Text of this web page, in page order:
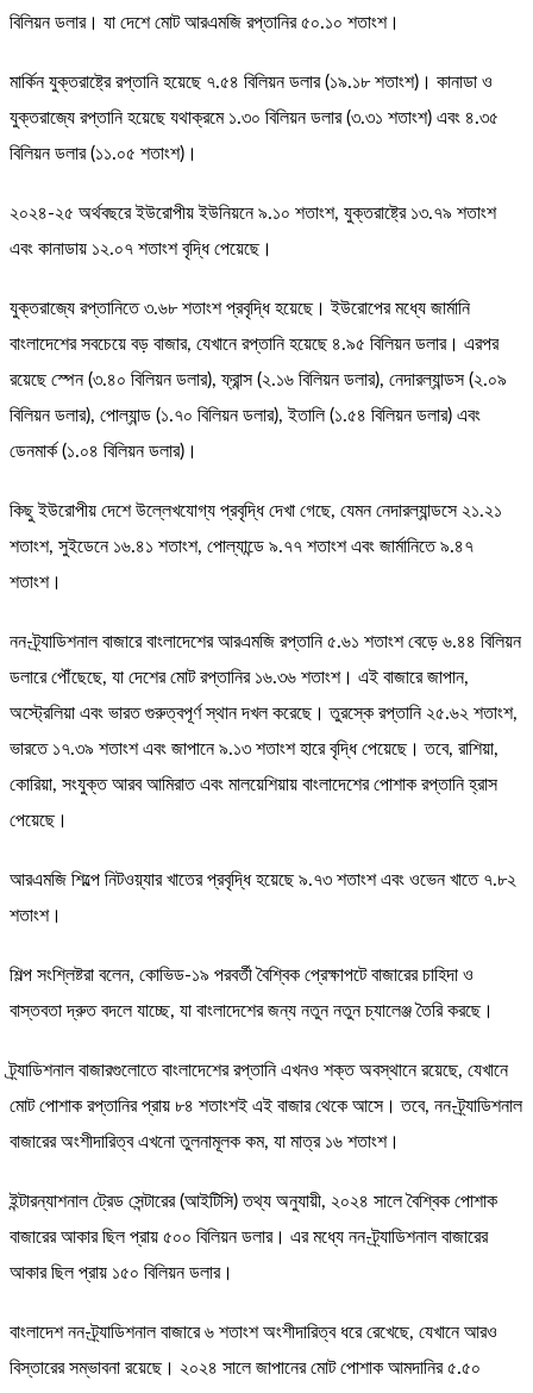
বিলিয়ন ডলার। যা দেশে মোট আরএমজি রপ্তানির ৫০.১০ শতাংশ।
মার্কিন যুক্তরাষ্ট্রে রপ্তানি হয়েছে ৭.৫৪ বিলিয়ন ডলার (১৯.১৮ শতাংশ)। কানাডা ও
যুক্তরাজ্যে রপ্তানি হয়েছে যথাক্রমে ১.৩০ বিলিয়ন ডলার (৩.৩১ শতাংশ) এবং ৪.৩৫
বিলিয়ন ডলার (১১.০৫ শতাংশ)।
২০২৪-২৫ অর্থবছরে ইউরোপীয় ইউনিয়নে ৯.১০ শতাংশ, যুক্তরাষ্ট্রে ১৩.৭৯ শতাংশ
এবং কানাডায় ১২.০৭ শতাংশ বৃদ্ধি পেয়েছে।
যুক্তরাজ্যে রপ্তানিতে ৩.৬৮ শতাংশ প্রবৃদ্ধি হয়েছে। ইউরোপের মধ্যে জার্মানি
বাংলাদেশের সবচেয়ে বড় বাজার, যেখানে রপ্তানি হয়েছে ৪.৯৫ বিলিয়ন ডলার। এরপর
রয়েছে স্পেন (৩.৪০ বিলিয়ন ডলার), ফ্রান্স (২.১৬ বিলিয়ন ডলার), নেদারল্যান্ডস (২.০৯
বিলিয়ন ডলার), পোল্যান্ড (১.৭০ বিলিয়ন ডলার), ইতালি (১.৫৪ বিলিয়ন ডলার) এবং
ডেনমার্ক (১.০৪ বিলিয়ন ডলার)।
কিছু ইউরোপীয় দেশে উল্লেখযোগ্য প্রবৃদ্ধি দেখা গেছে, যেমন নেদারল্যান্ডসে ২১.২১
শতাংশ, সুইডেনে ১৬.৪১ শতাংশ, পোল্যান্ডে ৯.৭৭ শতাংশ এবং জার্মানিতে ৯.৪৭
শতাংশ।
নন-ট্র্যাডিশনাল বাজারে বাংলাদেশের আরএমজি রপ্তানি ৫.৬১ শতাংশ বেড়ে ৬.৪৪ বিলিয়ন
ডলারে পৌঁছেছে, যা দেশের মোট রপ্তানির ১৬.৩৬ শতাংশ। এই বাজারে জাপান,
অস্ট্রেলিয়া এবং ভারত গুরুত্বপূর্ণ স্থান দখল করেছে। তুরস্কে রপ্তানি ২৫.৬২ শতাংশ,
ভারতে ১৭.৩৯ শতাংশ এবং জাপানে ৯.১৩ শতাংশ হারে বৃদ্ধি পেয়েছে। তবে, রাশিয়া,
কোরিয়া, সংযুক্ত আরব আমিরাত এবং মালয়েশিয়ায় বাংলাদেশের পোশাক রপ্তানি হ্রাস
পেয়েছে।
আরএমজি শিল্পে নিটওয়্যার খাতের প্রবৃদ্ধি হয়েছে ৯.৭৩ শতাংশ এবং ওভেন খাতে ৭.৮২
শতাংশ।
শিল্প সংশ্লিষ্টরা বলেন, কোভিড-১৯ পরবর্তী বৈশ্বিক প্রেক্ষাপটে বাজারের চাহিদা ও
বাস্তবতা দ্রুত বদলে যাচ্ছে, যা বাংলাদেশের জন্য নতুন নতুন চ্যালেঞ্জ তৈরি করছে।
ট্র্যাডিশনাল বাজারগুলোতে বাংলাদেশের রপ্তানি এখনও শক্ত অবস্থানে রয়েছে, যেখানে
মোট পোশাক রপ্তানির প্রায় ৮৪ শতাংশই এই বাজার থেকে আসে। তবে, নন-ট্র্যাডিশনাল
বাজারের অংশীদারিত্ব এখনো তুলনামূলক কম, যা মাত্র ১৬ শতাংশ।
ইন্টারন্যাশনাল ট্রেড সেন্টারের (আইটিসি) তথ্য অনুযায়ী, ২০২৪ সালে বৈশ্বিক পোশাক
বাজারের আকার ছিল প্রায় ৫০০ বিলিয়ন ডলার। এর মধ্যে নন-ট্র্যাডিশনাল বাজারের
আকার ছিল প্রায় ১৫০ বিলিয়ন ডলার।
বাংলাদেশ নন-ট্র্যাডিশনাল বাজারে ৬ শতাংশ অংশীদারিত্ব ধরে রেখেছে, যেখানে আরও
বিস্তারের সম্ভাবনা রয়েছে। ২০২৪ সালে জাপানের মোট পোশাক আমদানির ৫.৫০